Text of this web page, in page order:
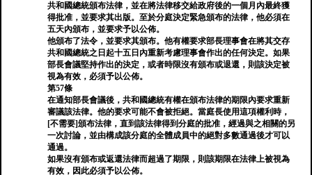
共和國總統頒布法律，並在將法律移交給政府後的一個月內最終獲
得批准，並要求其出版。至於分庭決定緊急頒布的法律，他必須在
五天內頒布，並要求予以公佈。
他頒布了法令，並要求其頒布。他有權要求部長理事會在將其交存
共和國總統之日起十五日內重新考慮理事會作出的任何決定。如果
部長會議堅持作出的決定，或者時限沒有頒布或退還，則該決定被
視為有效，必須予以公佈。
第57條
在通知部長會議後，共和國總統有權在頒布法律的期限內要求重新
審議該法律。他的要求可能不會被拒絕。當庭長使用這項權利時，
[不需要]頒布法律，直到該法律得到分庭的批准，經過與之相關的另
一次討論，並由構成該分庭的全體成員中的絕對多數通過後才可以
通過。
如果沒有頒布或返還法律而超過了期限，則該期限在法律上被視為
有效，因此必須予以公佈。